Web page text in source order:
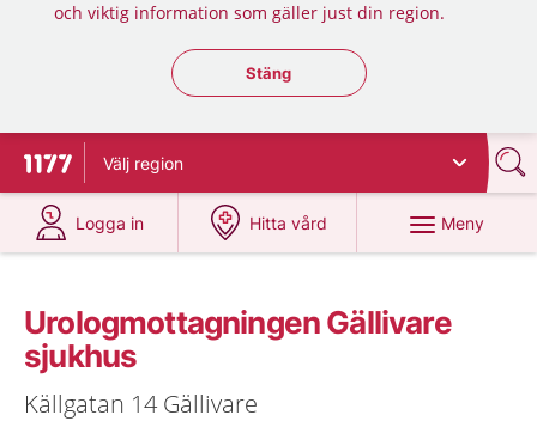
och viktig information som gäller just din region.
Stäng regionsväljaren
Stäng
Till startsidan för 1177
Välj region
Logga in
på 1177.se
Hitta vård
på 1177.se
Meny
Urologmottagningen Gällivare
sjukhus
Källgatan 14 Gällivare